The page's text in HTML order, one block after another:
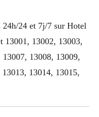
24 et 7j/7 sur Hotel
13002, 13003,
13008, 13009,
13014, 13015,